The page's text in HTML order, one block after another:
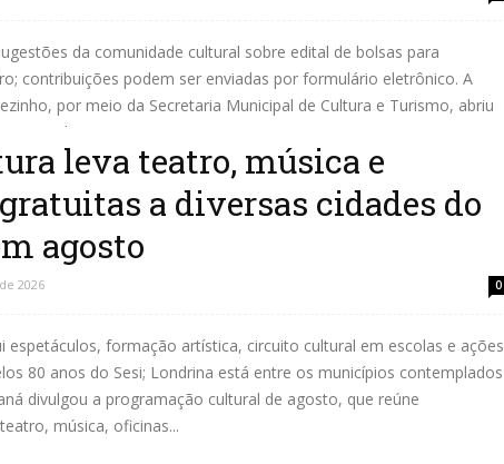
da comunidade cultural sobre edital de bolsas para
contribuições podem ser enviadas por formulário eletrônico. A
por meio da Secretaria Municipal de Cultura e Turismo, abriu
consulta...
leva teatro, música e
a diversas cidades do
agosto
2026 0
espetáculos, formação artística, circuito cultural em escolas e ações
80 anos do Sesi; Londrina está entre os municípios contemplados
divulgou a programação cultural de agosto, que reúne
música, oficinas...